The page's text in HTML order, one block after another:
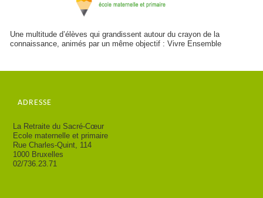
Une multitude d’élèves qui grandissent autour du crayon de la
connaissance, animés par un même objectif : Vivre Ensemble
ADRESSE
La Retraite du Sacré-Cœur
Ecole maternelle et primaire
Rue Charles-Quint, 114
1000 Bruxelles
02/736.23.71